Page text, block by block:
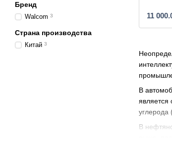
В
является
углерода
В
11
Бренд
Walcom 3
Страна производства
Китай 3